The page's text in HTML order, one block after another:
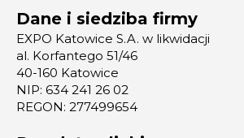
Dane i siedziba firmy
EXPO Katowice S.A. w likwidacji
al. Korfantego 51/46
40-160 Katowice
NIP: 634 241 26 02
REGON: 277499654